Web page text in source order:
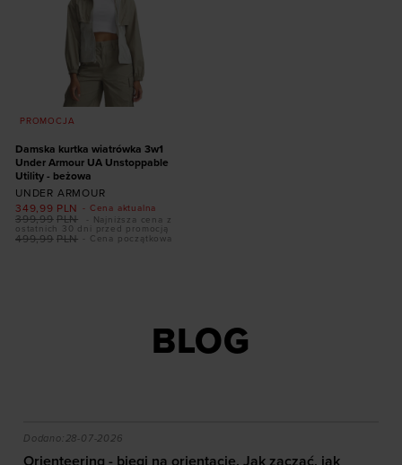
znajdziesz w naszej
„Szczegóły”
PROMOCJA
Damska kurtka wiatrówka 3w1
Under Armour UA Unstoppable
Utility - beżowa
UNDER ARMOUR
- Cena aktualna
349,99 PLN
- Cena początkowa
499,99 PLN
399,99 PLN
- Najniższa cena z
ostatnich 30 dni przed promocją
BLOG
efekty daje trening?
Orienteering - biegi na orientację. Jak zacząć, jak
Dodano:28-07-2026